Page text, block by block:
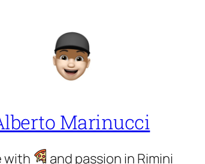
Marinucci
with and passion in Rimini